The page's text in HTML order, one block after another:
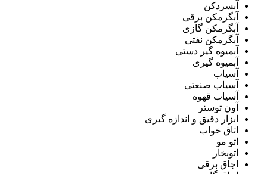
آبسردکن
آبگرمکن برقی
آبگرمکن گازی
آبگرمکن نفتی
آبمیوه گیر دستی
آبمیوه گیری
آسیاب
آسیاب صنعتی
آسیاب قهوه
آون توستر
ابزار دقیق و اندازه گیری
اتاق خواب
اتو مو
اتوبخار
اجاق برقی